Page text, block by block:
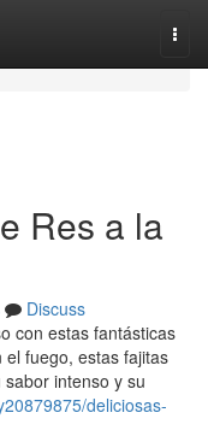
Res a la
Discuss
con estas fantásticas
fuego, estas fajitas
intenso y su
deliciosas-